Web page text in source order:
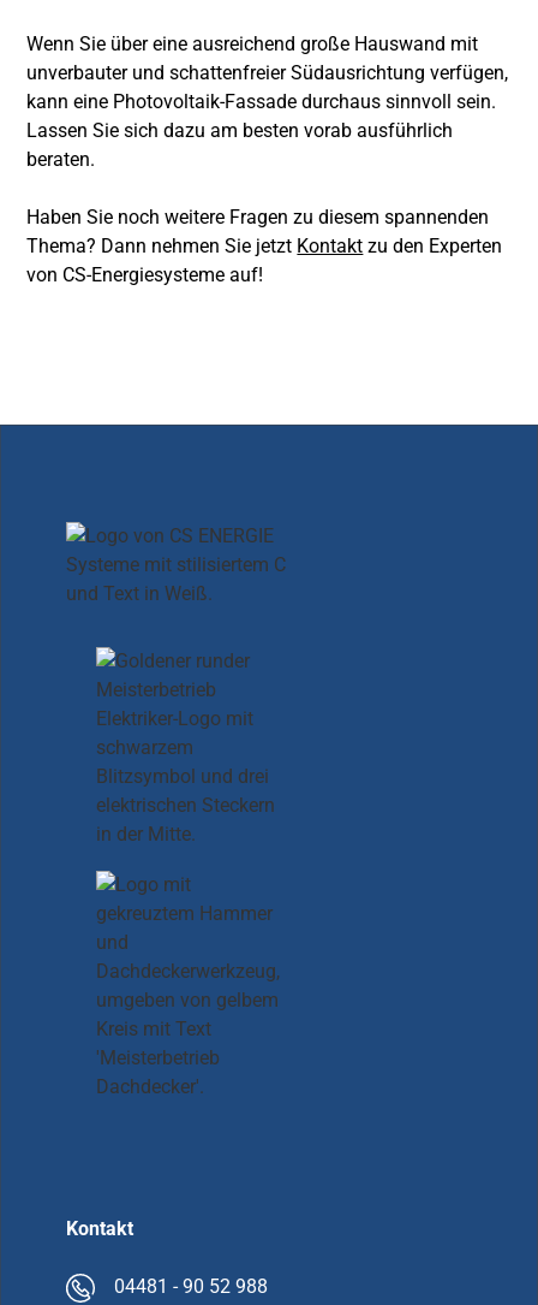
Wenn Sie über eine ausreichend große Hauswand mit
unverbauter und schattenfreier Südausrichtung verfügen,
kann eine Photovoltaik-Fassade durchaus sinnvoll sein.
Lassen Sie sich dazu am besten vorab ausführlich
beraten.
Haben Sie noch weitere Fragen zu diesem spannenden
Thema? Dann nehmen Sie jetzt Kontakt zu den Experten
von CS-Energiesysteme auf!
Kontakt
04481 - 90 52 988